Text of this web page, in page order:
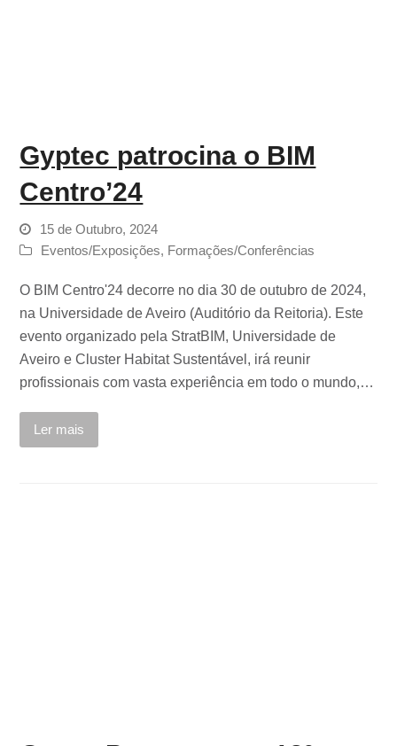
Gyptec patrocina o BIM
Centro’24
15 de Outubro, 2024
Eventos/Exposições, Formações/Conferências
O BIM Centro'24 decorre no dia 30 de outubro de 2024,
na Universidade de Aveiro (Auditório da Reitoria). Este
evento organizado pela StratBIM, Universidade de
Aveiro e Cluster Habitat Sustentável, irá reunir
profissionais com vasta experiência em todo o mundo,…
Ler mais